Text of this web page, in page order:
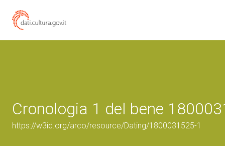
Cronologia 1 del bene
https://w3id.org/arco/resource/Dating/1800031525-1